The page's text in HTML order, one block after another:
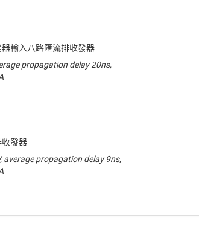
輸入八路匯流排收發器
propagation delay 20ns,
發器
average propagation delay 9ns,